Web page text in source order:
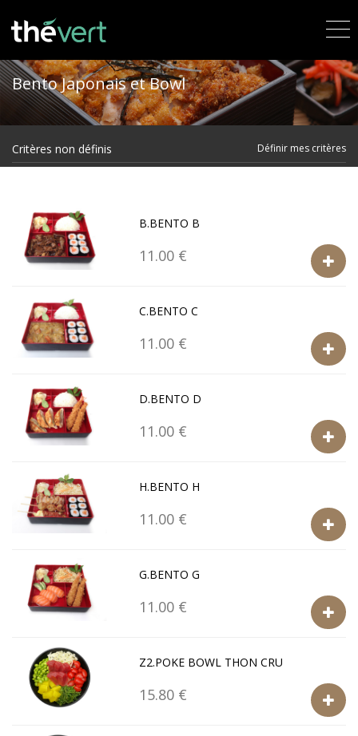
Bento Japonais et Bowl
Critères non définis Définir mes critères
B.BENTO B
11.00 €
C.BENTO C
11.00 €
D.BENTO D
11.00 €
H.BENTO H
11.00 €
G.BENTO G
11.00 €
Z2.POKE BOWL THON CRU
15.80 €